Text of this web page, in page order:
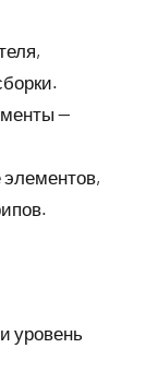
—
элементов,
уровень